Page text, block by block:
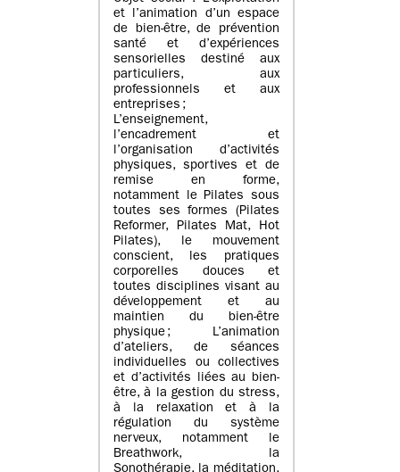
et l’animation d’un espace
de bien-être, de prévention
santé et d’expériences
sensorielles destiné aux
particuliers, aux
professionnels et aux
entreprises ;
L’enseignement,
l’encadrement et
l’organisation d’activités
physiques, sportives et de
remise en forme,
notamment le Pilates sous
toutes ses formes (Pilates
Reformer, Pilates Mat, Hot
Pilates), le mouvement
conscient, les pratiques
corporelles douces et
toutes disciplines visant au
développement et au
maintien du bien-être
physique ; L’animation
d’ateliers, de séances
individuelles ou collectives
et d’activités liées au bien-
être, à la gestion du stress,
à la relaxation et à la
régulation du système
nerveux, notamment le
Breathwork, la